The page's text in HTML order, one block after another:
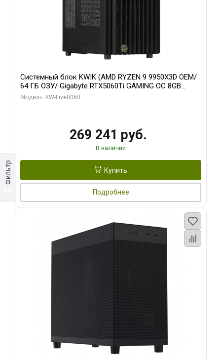
Фильтр
Системный блок KWIK (AMD RYZEN 9 9950X3D OEM/
64 ГБ ОЗУ/ Gigabyte RTX5060Ti GAMING OC 8GB
GDDR7 128bit 3xDP H/ 1 ТБ SSD)
Модель: KW-Live0060
269 241 руб.
В наличии
Купить
Подробнее